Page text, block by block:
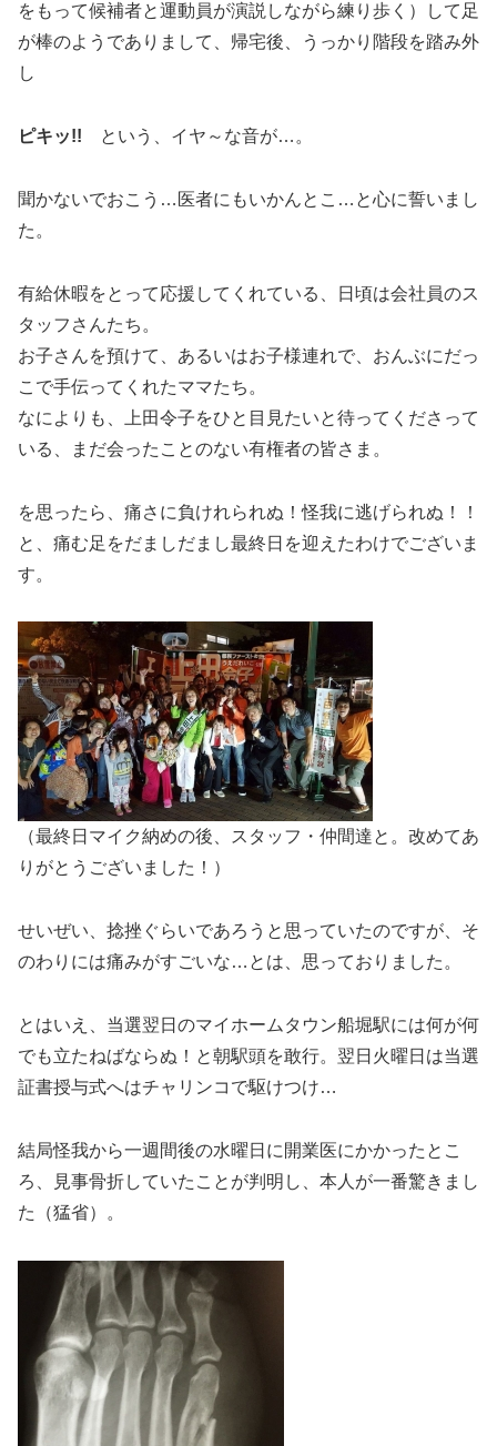
をもって候補者と運動員が演説しながら練り歩く）して足
が棒のようでありまして、帰宅後、うっかり階段を踏み外
し
ピキッ!! という、イヤ～な音が…。
聞かないでおこう…医者にもいかんとこ…と心に誓いまし
た。
有給休暇をとって応援してくれている、日頃は会社員のス
タッフさんたち。
お子さんを預けて、あるいはお子様連れで、おんぶにだっ
こで手伝ってくれたママたち。
なによりも、上田令子をひと目見たいと待ってくださって
いる、まだ会ったことのない有権者の皆さま。
を思ったら、痛さに負けれられぬ！怪我に逃げられぬ！！
と、痛む足をだましだまし最終日を迎えたわけでございま
す。
（最終日マイク納めの後、スタッフ・仲間達と。改めてあ
りがとうございました！）
せいぜい、捻挫ぐらいであろうと思っていたのですが、そ
のわりには痛みがすごいな…とは、思っておりました。
とはいえ、当選翌日のマイホームタウン船堀駅には何が何
でも立たねばならぬ！と朝駅頭を敢行。翌日火曜日は当選
証書授与式へはチャリンコで駆けつけ…
結局怪我から一週間後の水曜日に開業医にかかったとこ
ろ、見事骨折していたことが判明し、本人が一番驚きまし
た（猛省）。